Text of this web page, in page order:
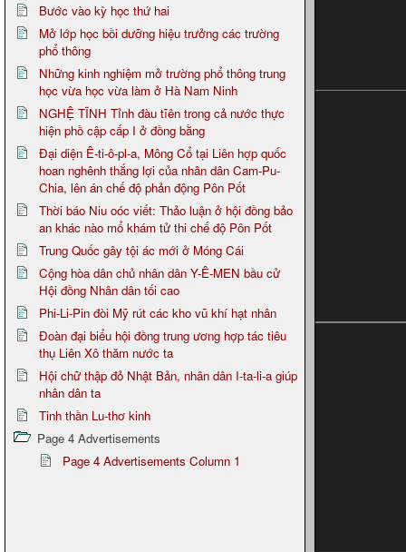
Bước vào kỳ học thứ hai
Mở lớp học bồi dưỡng hiệu trưởng các trường
phổ thông
Những kinh nghiệm mở trường phổ thông trung
học vừa học vừa làm ở Hà Nam Ninh
NGHỆ TĨNH Tỉnh đàu tĩên trong cả nước thực
hiện phồ cập cấp I ở đồng bằng
Đại diện Ê-ti-ô-pl-a, Mông Cổ tại Liên hợp quốc
hoan nghênh thắng lợi của nhân dân Cam-Pu-
Chia, lên án chế độ phản động Pôn Pốt
Thời báo Niu oóc viết: Thảo luận ở hội đồng bảo
an khác nào mổ khám tử thi chế độ Pôn Pốt
Trung Quốc gây tội ác mới ở Móng Cái
Cộng hòa dân chủ nhân dân Y-Ê-MEN bầu cử
Hội đồng Nhân dân tối cao
Phi-Li-Pin đòi Mỹ rút các kho vũ khí hạt nhân
Đoàn đại biểu hội đồng trung ương hợp tác tiêu
thụ Liên Xô thăm nước ta
Hội chữ thập đỏ Nhật Bản, nhân dân I-ta-li-a giúp
nhân dân ta
Tinh thần Lu-thơ kinh
Page 4 Advertisements
Page 4 Advertisements Column 1